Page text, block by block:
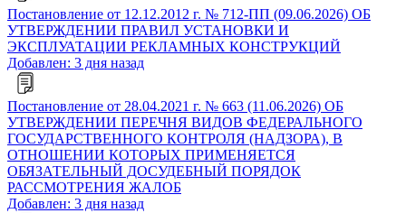
Постановление от 12.12.2012 г. № 712-ПП (09.06.2026) ОБ
УТВЕРЖДЕНИИ ПРАВИЛ УСТАНОВКИ И
ЭКСПЛУАТАЦИИ РЕКЛАМНЫХ КОНСТРУКЦИЙ
Добавлен: 3 дня назад
Постановление от 28.04.2021 г. № 663 (11.06.2026) ОБ
УТВЕРЖДЕНИИ ПЕРЕЧНЯ ВИДОВ ФЕДЕРАЛЬНОГО
ГОСУДАРСТВЕННОГО КОНТРОЛЯ (НАДЗОРА), В
ОТНОШЕНИИ КОТОРЫХ ПРИМЕНЯЕТСЯ
ОБЯЗАТЕЛЬНЫЙ ДОСУДЕБНЫЙ ПОРЯДОК
РАССМОТРЕНИЯ ЖАЛОБ
Добавлен: 3 дня назад